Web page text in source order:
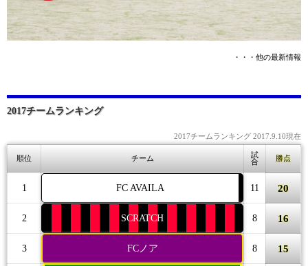
・・・他の最新情報
2017チームランキング
2017チームランキング 2017.9.10現在
順位 チーム
試
合
勝点
1 FC AVAILA 11 20
2 SCRATCH 8 16
3 FCノア 8 15